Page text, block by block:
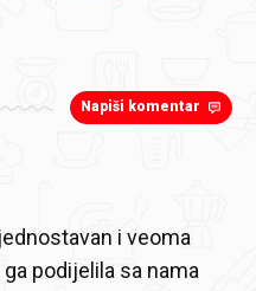
Napiši komentar
i veoma
podijelila sa nama